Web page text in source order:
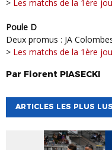
> Les matchs de la 1ère
Poule D
Deux promus : JA
> Les matchs de la 1ère
Par Florent PIASECKI
ARTICLES LES PLUS